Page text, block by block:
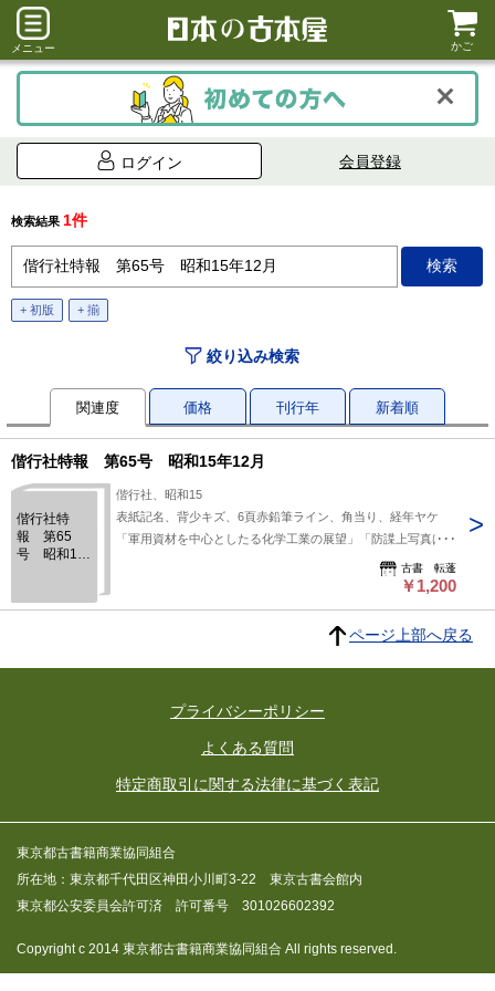
メニュー かご
ログイン 会員登録
検索結果 1件
+ 初版 + 揃
絞り込み検索
関連度 価格 刊行年 新着順
偕行社特報 第65号 昭和15年12月
偕行社特
報 第65
号 昭和15
偕行社、昭和15
表紙記名、背少キズ、6頁赤鉛筆ライン、角当り、経年ヤケ
「軍用資材を中心としたる化学工業の展望」「防諜上写真は如
古書 転蓬
￥1,200
ページ上部へ戻る
プライバシーポリシー
よくある質問
特定商取引に関する法律に基づく表記
東京都古書籍商業協同組合
所在地：東京都千代田区神田小川町3-22 東京古書会館内
東京都公安委員会許可済 許可番号 301026602392
Copyright c 2014 東京都古書籍商業協同組合 All rights reserved.